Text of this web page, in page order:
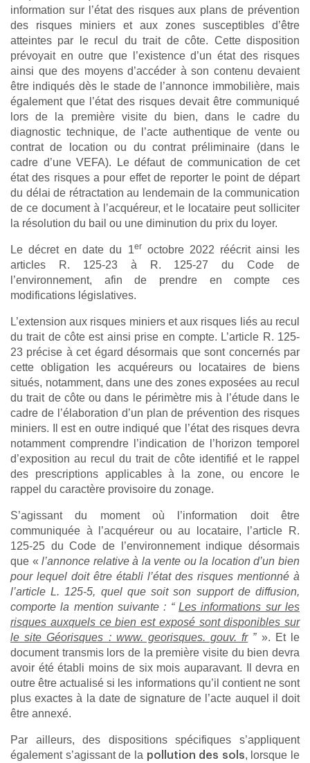
information sur l’état des risques aux plans de prévention
des risques miniers et aux zones susceptibles d’être
atteintes par le recul du trait de côte. Cette disposition
prévoyait en outre que l’existence d’un état des risques
ainsi que des moyens d’accéder à son contenu devaient
être indiqués dès le stade de l’annonce immobilière, mais
également que l’état des risques devait être communiqué
lors de la première visite du bien, dans le cadre du
diagnostic technique, de l’acte authentique de vente ou
contrat de location ou du contrat préliminaire (dans le
cadre d’une VEFA). Le défaut de communication de cet
état des risques a pour effet de reporter le point de départ
du délai de rétractation au lendemain de la communication
de ce document à l’acquéreur, et le locataire peut solliciter
la résolution du bail ou une diminution du prix du loyer.
Le décret en date du 1er
octobre 2022 réécrit ainsi les
articles R. 125-23 à R. 125-27 du Code de
l’environnement, afin de prendre en compte ces
modifications législatives.
L’extension aux risques miniers et aux risques liés au recul
du trait de côte est ainsi prise en compte. L’article R. 125-
23 précise à cet égard désormais que sont concernés par
cette obligation les acquéreurs ou locataires de biens
situés, notamment, dans une des zones exposées au recul
du trait de côte ou dans le périmètre mis à l’étude dans le
cadre de l’élaboration d’un plan de prévention des risques
miniers. Il est en outre indiqué que l’état des risques devra
notamment comprendre l’indication de l’horizon temporel
d’exposition au recul du trait de côte identifié et le rappel
des prescriptions applicables à la zone, ou encore le
rappel du caractère provisoire du zonage.
S’agissant du moment où l’information doit être
communiquée à l’acquéreur ou au locataire, l’article R.
125-25 du Code de l’environnement indique désormais
que «l’annonce relative à la vente ou la location d’un bien
pour lequel doit être établi l’état des risques mentionné à
l’article L. 125-5, quel que soit son support de diffusion,
comporte la mention suivante : “ Les informations sur les
risques auxquels ce bien est exposé sont disponibles sur
le site Géorisques : www. georisques. gouv. fr”». Et le
document transmis lors de la première visite du bien devra
avoir été établi moins de six mois auparavant. Il devra en
outre être actualisé si les informations qu’il contient ne sont
plus exactes à la date de signature de l’acte auquel il doit
être annexé.
Par ailleurs, des dispositions spécifiques s’appliquent
également s’agissant de la pollution des sols, lorsque le